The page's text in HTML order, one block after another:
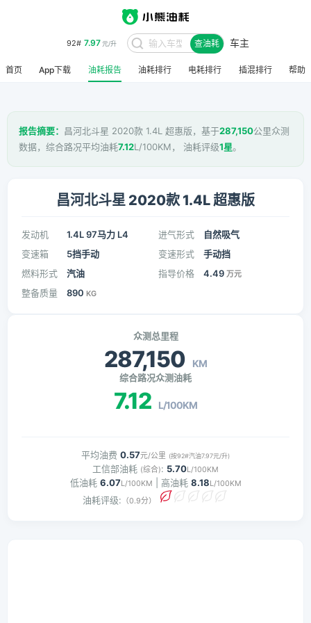
95# 8.48 元/升 查油耗 车主
首页 App下载 油耗报告 油耗排行 电耗排行 插混排行 帮助
报告摘要： 昌河北斗星 2020款 1.4L 超惠版，基于287,150公里众测
数据，综合路况平均油耗7.12L/100KM， 油耗评级1星。
昌河北斗星 2020款 1.4L 超惠版
发动机 1.4L 97马力 L4 进气形式
自然吸气
变速箱
5挡手动 变速形式
手动挡
燃料形式
汽油 指导价格 4.49 万元
整备质量 890 KG
众测总里程
287,150 KM
综合路况众测油耗
7.12 L/100KM
平均油费 0.57元/公里 (按92#汽油7.97元/升)
工信部油耗 (综合): 5.70L/100KM
低油耗 6.07L/100KM | 高油耗 8.18L/100KM
油耗评级: （0.9分）